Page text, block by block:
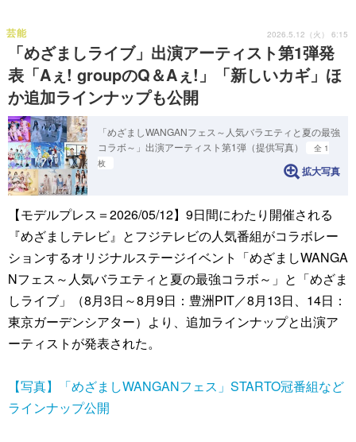
「めざましライブ」出演アーティスト第1弾発
表「Aぇ! groupのQ＆Aぇ!」「新しいカギ」ほ
か追加ラインナップも公開
芸能 2026.5.12（火） 6:15
「めざましWANGANフェス～人気バラエティと夏の最強
コラボ～」出演アーティスト第1弾（提供写真）
全 1
枚
拡大写真
【モデルプレス＝2026/05/12】9日間にわたり開催される
『めざましテレビ』とフジテレビの人気番組がコラボレー
ションするオリジナルステージイベント「めざましWANGA
Nフェス～人気バラエティと夏の最強コラボ～」と「めざま
しライブ」（8月3日～8月9日：豊洲PIT／8月13日、14日：
東京ガーデンシアター）より、追加ラインナップと出演ア
ーティストが発表された。
【写真】「めざましWANGANフェス」STARTO冠番組など
ラインナップ公開